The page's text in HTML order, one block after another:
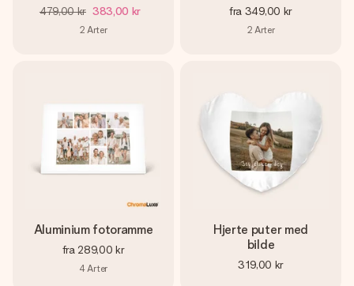
479,00 kr 383,00 kr
2 Arter
fra 349,00 kr
2 Arter
Aluminium fotoramme
fra 289,00 kr
4Arter
Hjerte puter med
bilde
319,00 kr